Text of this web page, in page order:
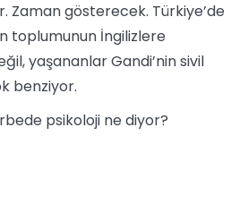
Zaman gösterecek. Türkiye’de
toplumunun İngilizlere
yaşananlar Gandi’nin sivil
benziyor.